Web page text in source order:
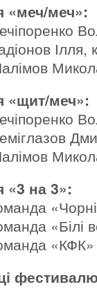
«меч/меч»:
Ілля,
«щит/меч»:
«3 на 3»:
«Білі
«КФК»
фестивалю